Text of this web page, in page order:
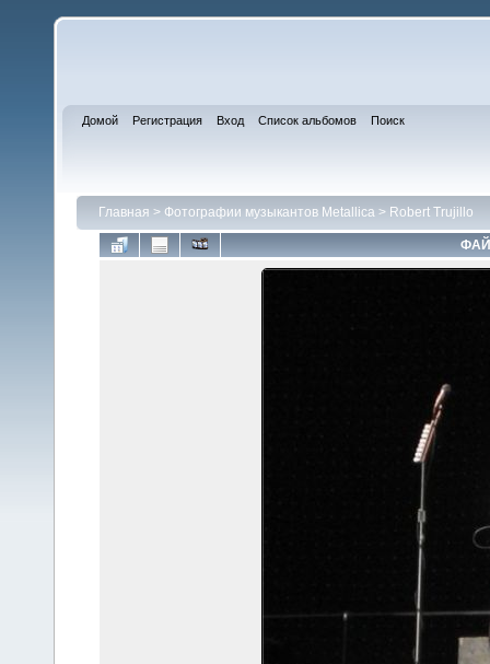
Домой Регистрация Вход Список альбомов Поиск
Главная > Фотографии музыкантов Metallica > Robert Trujillo